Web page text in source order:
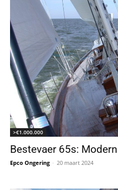
>€1.000.000
Bestevaer 65s:
Epco Ongering - 20 maart 2024